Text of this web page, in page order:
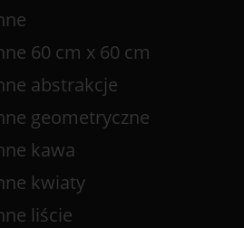
60 cm x 60 cm
abstrakcje
geometryczne
kawa
kwiaty
liście